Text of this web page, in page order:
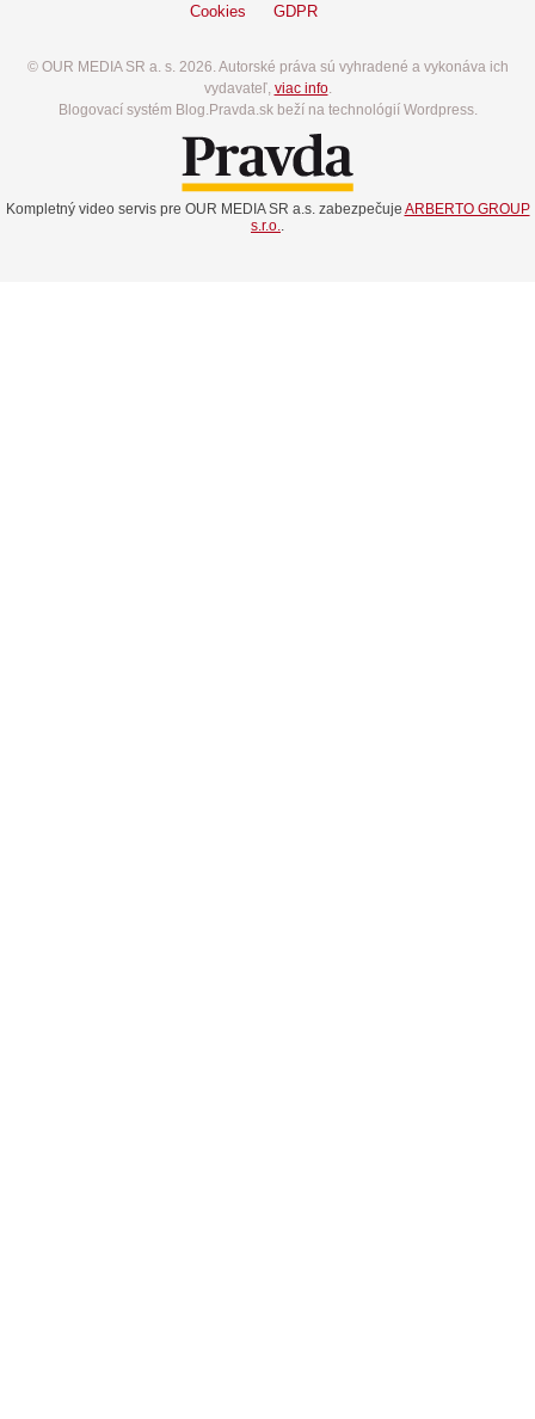
Cookies GDPR
© OUR MEDIA SR a. s. 2026. Autorské práva sú vyhradené a vykonáva ich
vydavateľ, viac info.
Blogovací systém Blog.Pravda.sk beží na technológií Wordpress.
Kompletný video servis pre OUR MEDIA SR a.s. zabezpečuje ARBERTO GROUP
s.r.o.